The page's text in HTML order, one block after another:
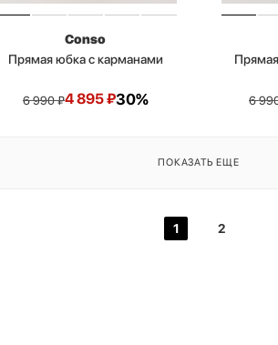
Conso
Прямая юбка с карманами
6 990₽4 895₽30% 6
ПОКАЗАТЬ ЕЩЕ
1 2